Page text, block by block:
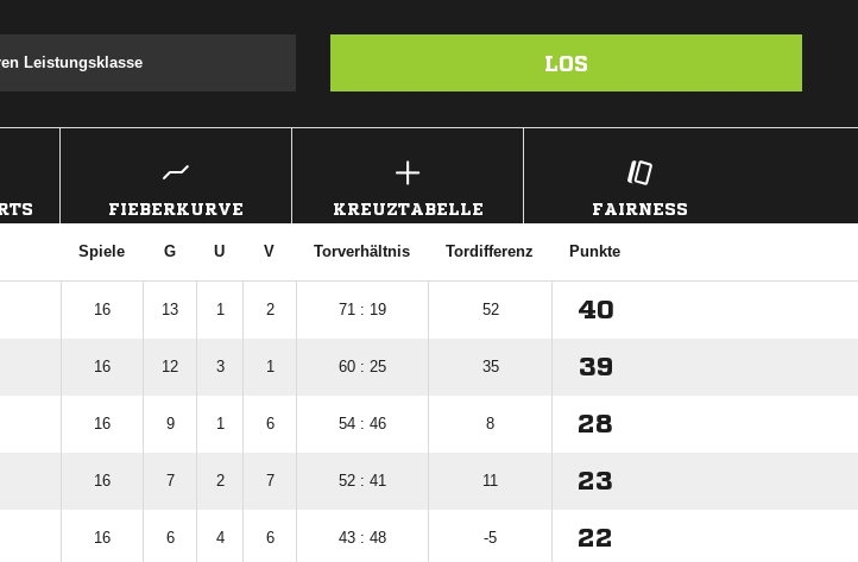
Leistungsklasse LOS
FIEBERKURVE KREUZTABELLE FAIRNESS
Spiele G U V Torverhältnis Tordifferenz Punkte
16 13 1 2 71 : 19 52 40
16 12 3 1 60 : 25 35 39
16 9 1 6 54 : 46 8 28
16 7 2 7 52 : 41 11 23
16 6 4 6 43 : 48 -5 22